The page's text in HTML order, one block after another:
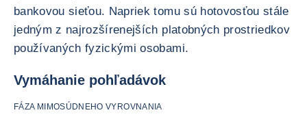
bankovou sieťou. Napriek tomu sú hotovosťou stále
jedným z najrozšírenejších platobných prostriedkov
používaných fyzickými osobami.
Vymáhanie pohľadávok
FÁZA MIMOSÚDNEHO VYROVNANIA